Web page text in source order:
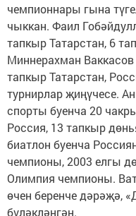
чемпионнары гына
чыккан. Фаил
тапкыр Татарстан, 6
Миннерахман
тапкыр Татарстан,
турнирлар җиңүчесе.
спорты буенча 20
Россия, 13 тапкыр
биатлон буенча
чемпионы, 2003 елгы
Олимпия чемпионы.
өчен беренче дәрәҗә,
бүләкләнгән.